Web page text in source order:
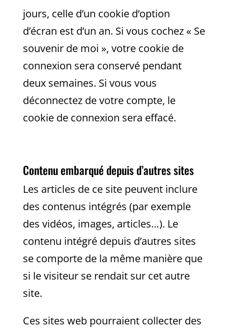
jours, celle d’un cookie d’option
d’écran est d’un an. Si vous cochez « Se
souvenir de moi », votre cookie de
connexion sera conservé pendant
deux semaines. Si vous vous
déconnectez de votre compte, le
cookie de connexion sera effacé.
Contenu embarqué depuis d’autres sites
Les articles de ce site peuvent inclure
des contenus intégrés (par exemple
des vidéos, images, articles…). Le
contenu intégré depuis d’autres sites
se comporte de la même manière que
si le visiteur se rendait sur cet autre
site.
Ces sites web pourraient collecter des